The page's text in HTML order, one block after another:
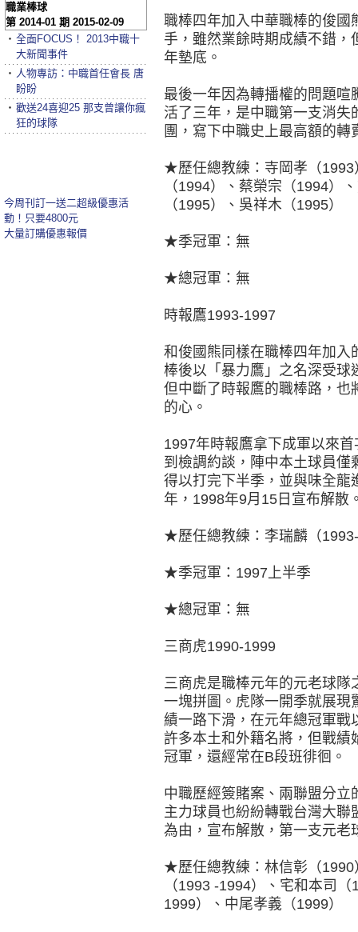
職棒四年加入中華職棒的俊國
手，雖然業餘時期成績不錯，
年墊底。
最後一年因為轉播權的問題喧
活了三年，是中職第一支消
團，寫下中職史上最高額的轉
★歷任總教練：寺岡孝（
（1994）、蔡榮宗（1994）
（1995）、吳祥木（1995）
★季冠軍：無
★總冠軍：無
時報鷹1993-1997
和俊國熊同樣在職棒四年加入
棒後以「暴力鷹」之名深受球
但中斷了時報鷹的職棒路，也
的心。
1997年時報鷹拿下成軍以來
到檢調約談，陣中本土球員
得以打完下半季，並與味全龍
年，1998年9月15日宣布解散
★歷任總教練：李瑞麟（
★季冠軍：1997上半季
★總冠軍：無
三商虎1990-1999
三商虎是職棒元年的元老球
一塊拼圖。虎隊一開季就展現
績一路下滑，在元年總冠軍戰
許多本土和外籍名將，但戰績
冠軍，還經常在B段班徘徊。
中職歷經簽賭案、兩聯盟分
主力球員也紛紛轉戰台灣大
為由，宣布解散，第一支元老
★歷任總教練：林信彰（1990
（1993 -1994）、宅和本司
1999）、中尾孝義（1999）
職業棒球
第 2014-01 期 2015-02-09
‧ 全面FOCUS！ 2013中職十
大新聞事件
‧ 人物專訪：中職首任會長 唐
盼盼
‧ 歡送24喜迎25 那支曾讓你瘋
狂的球隊
今周刊訂一送二超級優惠活
動！只要4800元
大量訂購優惠報價